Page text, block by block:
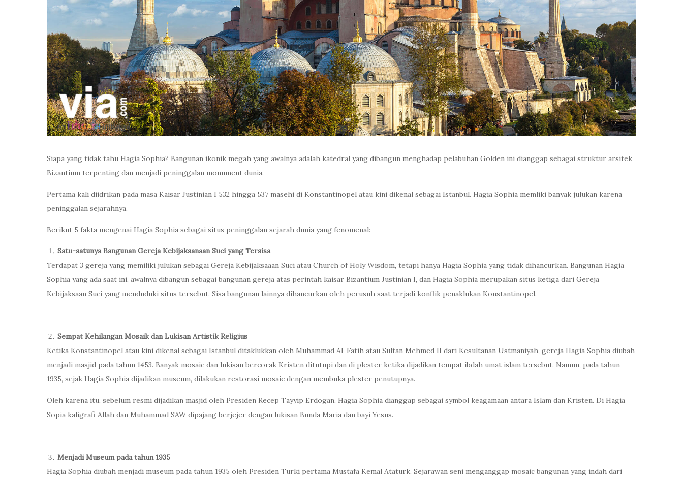
Siapa yang tidak tahu Hagia Sophia? Bangunan ikonik megah yang awalnya adalah katedral yang dibangun menghadap pelabuhan Golden ini dianggap sebagai struktur arsitek
Bizantium terpenting dan menjadi peninggalan monument dunia.
Pertama kali diidrikan pada masa Kaisar Justinian I 532 hingga 537 masehi di Konstantinopel atau kini dikenal sebagai Istanbul. Hagia Sophia memliki banyak julukan karena
peninggalan sejarahnya.
Berikut 5 fakta mengenai Hagia Sophia sebagai situs peninggalan sejarah dunia yang fenomenal:
Satu-satunya Bangunan Gereja Kebijaksanaan Suci yang Tersisa
Terdapat 3 gereja yang memiliki julukan sebagai Gereja Kebijaksaaan Suci atau Church of Holy Wisdom, tetapi hanya Hagia Sophia yang tidak dihancurkan. Bangunan Hagia
Sophia yang ada saat ini, awalnya dibangun sebagai bangunan gereja atas perintah kaisar Bizantium Justinian I, dan Hagia Sophia merupakan situs ketiga dari Gereja
Kebijaksaan Suci yang menduduki situs tersebut. Sisa bangunan lainnya dihancurkan oleh perusuh saat terjadi konflik penaklukan Konstantinopel.
Sempat Kehilangan Mosaik dan Lukisan Artistik Religius
Ketika Konstantinopel atau kini dikenal sebagai Istanbul ditaklukkan oleh Muhammad Al-Fatih atau Sultan Mehmed II dari Kesultanan Ustmaniyah, gereja Hagia Sophia diubah
menjadi masjid pada tahun 1453. Banyak mosaic dan lukisan bercorak Kristen ditutupi dan di plester ketika dijadikan tempat ibdah umat islam tersebut. Namun, pada tahun
1935, sejak Hagia Sophia dijadikan museum, dilakukan restorasi mosaic dengan membuka plester penutupnya.
Oleh karena itu, sebelum resmi dijadikan masjid oleh Presiden Recep Tayyip Erdogan, Hagia Sophia dianggap sebagai symbol keagamaan antara Islam dan Kristen. Di Hagia
Sopia kaligrafi Allah dan Muhammad SAW dipajang berjejer dengan lukisan Bunda Maria dan bayi Yesus.
Menjadi Museum pada tahun 1935
Hagia Sophia diubah menjadi museum pada tahun 1935 oleh Presiden Turki pertama Mustafa Kemal Ataturk. Sejarawan seni menganggap mosaic bangunan yang indah dari